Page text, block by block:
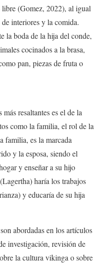
(Gomez, 2022), al igual
interiores y la comida.
la boda de la hija del conde,
cocinados a la brasa,
pan, piezas de fruta o
resaltantes es el de la
como la familia, el rol de la
familia, es la marcada
y la esposa, siendo el
y enseñar a su hijo
haría los trabajos
y educaría de su hija
abordadas en los artículos
investigación, revisión de
la cultura vikinga o sobre